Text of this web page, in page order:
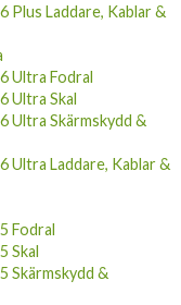
Plus Laddare, Kablar &
Ultra Fodral
Ultra Skal
Ultra Skärmskydd &
Ultra Laddare, Kablar &
Fodral
Skal
Skärmskydd &